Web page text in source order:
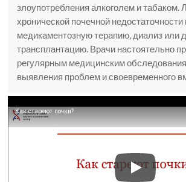
злоупотребления алкоголем и табаком.
хронической почечной
медикаментозную терапию, диализ или
трансплантацию. Врачи настоятельно
регулярным медицинским
выявления проблем и своевременного
Как стареют почки?